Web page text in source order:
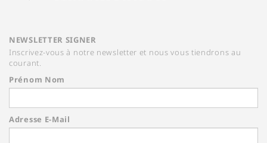
NEWSLETTER SIGNER
Inscrivez-vous à notre newsletter et nous vous tiendrons au
courant.
Prénom Nom
Adresse E-Mail